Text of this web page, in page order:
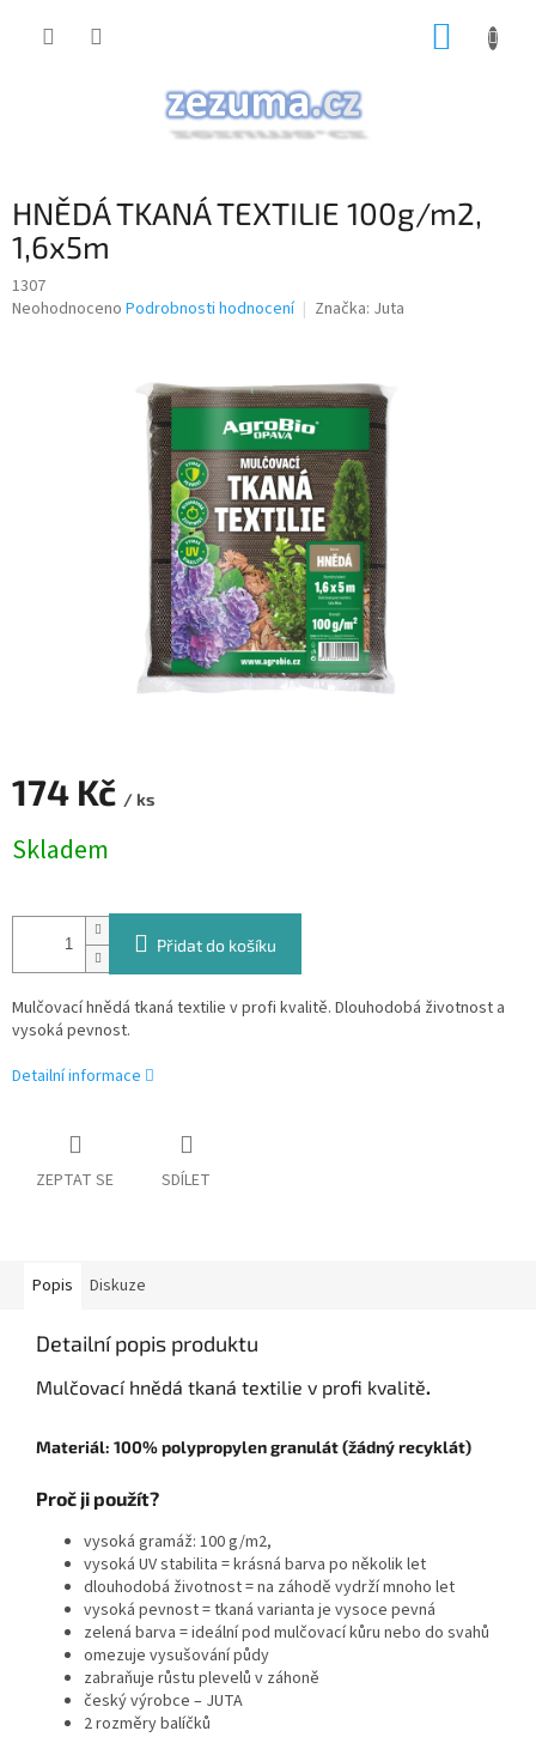
HNĚDÁ TKANÁ TEXTILIE 100g/m2,
1,6x5m
1307
Průměrné
Neohodnoceno Podrobnosti hodnocení Značka: Juta
174 Kč / ks
cena:
Skladem
Přidat do košíku
Mulčovací hnědá tkaná textilie v profi kvalitě. Dlouhodobá životnost a
vysoká pevnost.
Detailní informace
ZEPTAT SE SDÍLET
Popis Diskuze
Detailní popis produktu
Mulčovací hnědá tkaná textilie v profi kvalitě.
Materiál: 100% polypropylen granulát (žádný recyklát)
Proč ji použít?
vysoká gramáž: 100 g/m2,
vysoká UV stabilita = krásná barva po několik let
dlouhodobá životnost = na záhodě vydrží mnoho let
vysoká pevnost = tkaná varianta je vysoce pevná
zelená barva = ideální pod mulčovací kůru nebo do svahů
omezuje vysušování půdy
zabraňuje růstu plevelů v záhoně
český výrobce – JUTA
2 rozměry balíčků